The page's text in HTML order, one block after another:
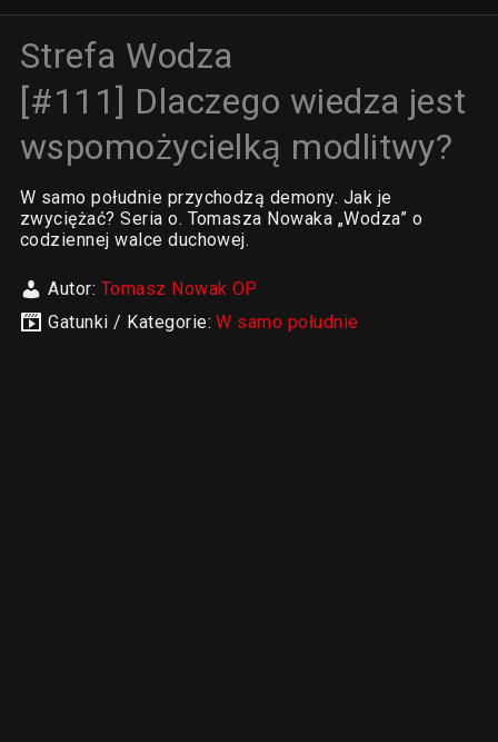
Strefa Wodza
[#111] Dlaczego wiedza jest
wspomożycielką modlitwy?
W samo południe przychodzą demony. Jak je
zwyciężać? Seria o. Tomasza Nowaka „Wodza” o
codziennej walce duchowej.
Autor: Tomasz Nowak OP
Gatunki / Kategorie:W samo południe